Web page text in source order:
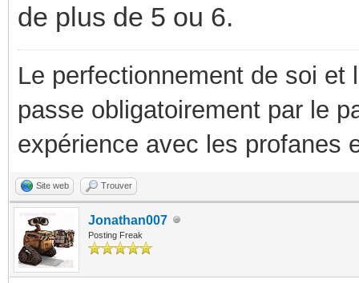
de plus de 5 ou 6.
Le perfectionnement de soi
passe obligatoirement par le
expérience avec les profanes
Site web Trouver
Jonathan007
Posting Freak